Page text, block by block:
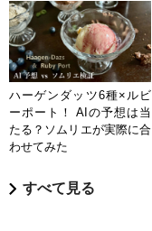
ハーゲンダッツ6種×ルビ
ーポート！ AIの予想は当
たる？ソムリエが実際に合
わせてみた
すべて見る